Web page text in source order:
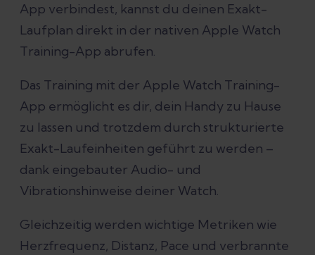
Starte ein Exakt-Lauftraining in der
Apple Watch Training-App
Watch Training-App tracken
App verbindest, kannst du deinen Exakt-
Laufplan direkt in der nativen Apple Watch
Training-App abrufen.
Das Training mit der Apple Watch Training-
App ermöglicht es dir, dein Handy zu Hause
zu lassen und trotzdem durch strukturierte
Exakt-Laufeinheiten geführt zu werden –
dank eingebauter Audio- und
Vibrationshinweise deiner Watch.
Gleichzeitig werden wichtige Metriken wie
Herzfrequenz, Distanz, Pace und verbrannte